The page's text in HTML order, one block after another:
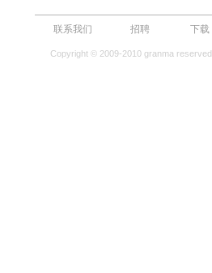
联系我们 招聘 下载
Copyright © 2009-2010 granma reserved